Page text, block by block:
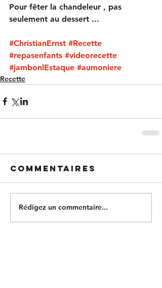
Pour fêter la chandeleur , pas
seulement au dessert ...
#ChristianErnst #Recette
#repasenfants #videorecette
#jambonlEstaque #aumoniere
Recette
Commentaires
Rédigez un commentaire...